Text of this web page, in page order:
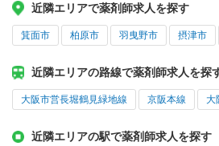
近隣エリアで薬剤師求人を探す
箕面市 柏原市 羽曳野市 摂津市
近隣エリアの路線で薬剤師求人を探
大阪市営長堀鶴見緑地線 京阪本線 大
近隣エリアの駅で薬剤師求人を探す